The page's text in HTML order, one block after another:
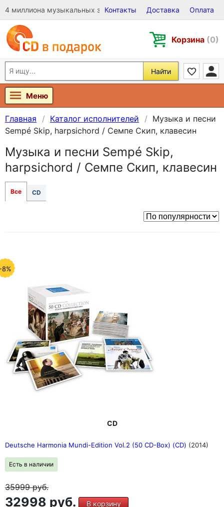
4 миллиона музыкальных записей на Виниле, CD и DVD
Контакты Доставка Оплата
Корзина (0)
Найти
Меню
Главная Каталог исполнителей
Музыка и песни
Sempé Skip, harpsichord / Семпе Скип, клавесин
Музыка и песни Sempé Skip,
harpsichord / Семпе Скип, клавесин
Все CD
8%
CD
Deutsche Harmonia Mundi-Edition Vol.2 (50 CD-Box) (CD) (2014)
Есть в наличии
35999руб.
32998 руб. В корзину